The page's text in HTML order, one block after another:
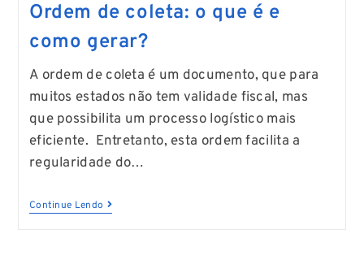
Ordem de coleta: o que é e
como gerar?
A ordem de coleta é um documento, que para
muitos estados não tem validade fiscal, mas
que possibilita um processo logístico mais
eficiente. Entretanto, esta ordem facilita a
regularidade do…
Continue Lendo